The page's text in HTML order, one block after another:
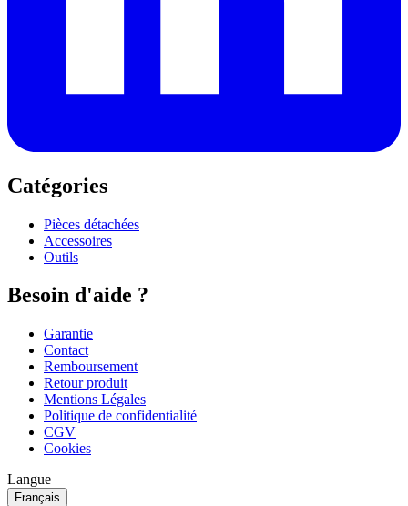
Catégories
Pièces détachées
Accessoires
Outils
Besoin d'aide ?
Garantie
Contact
Remboursement
Retour produit
Mentions Légales
Politique de confidentialité
CGV
Cookies
Langue
Français